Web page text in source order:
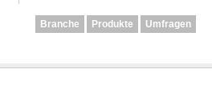
Branche Produkte Umfragen